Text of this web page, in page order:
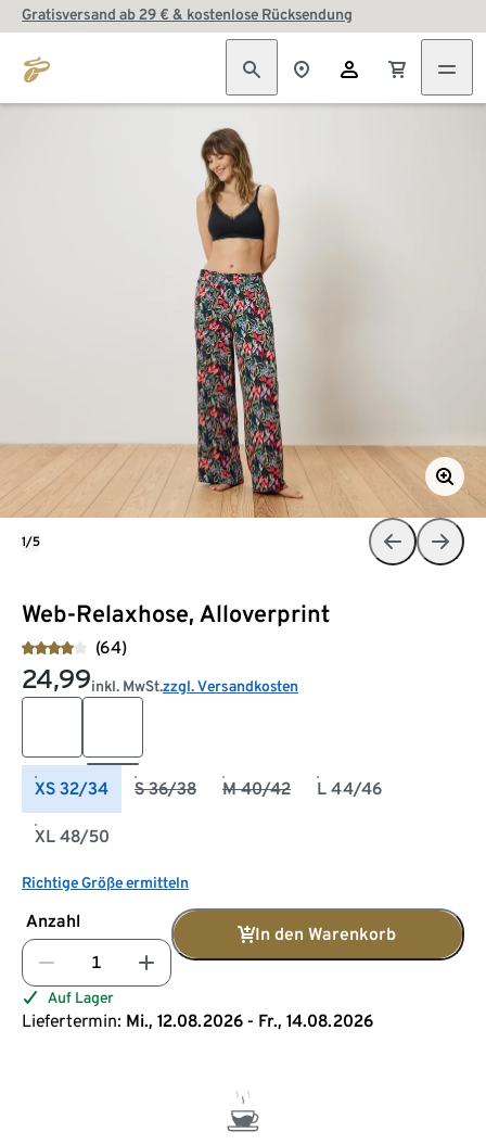
Gratisversand ab 29 € & kostenlose Rücksendung
Web-Relaxhose, Alloverprint
(64)
24,99inkl. MwSt.zzgl. Versandkosten
XS 32/34 S 36/38 M 40/42 L 44/46
XL 48/50
Richtige Größe ermitteln
Anzahl
In den Warenkorb
Auf Lager
Liefertermin: Mi., 12.08.2026 - Fr., 14.08.2026
1/5